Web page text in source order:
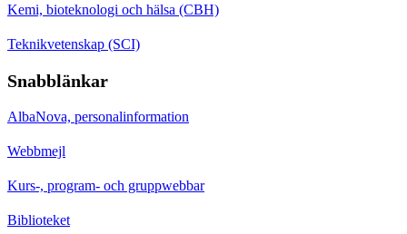
Kemi, bioteknologi och hälsa (CBH)
Teknikvetenskap (SCI)
Snabblänkar
AlbaNova, personalinformation
Webbmejl
Kurs-, program- och gruppwebbar
Biblioteket